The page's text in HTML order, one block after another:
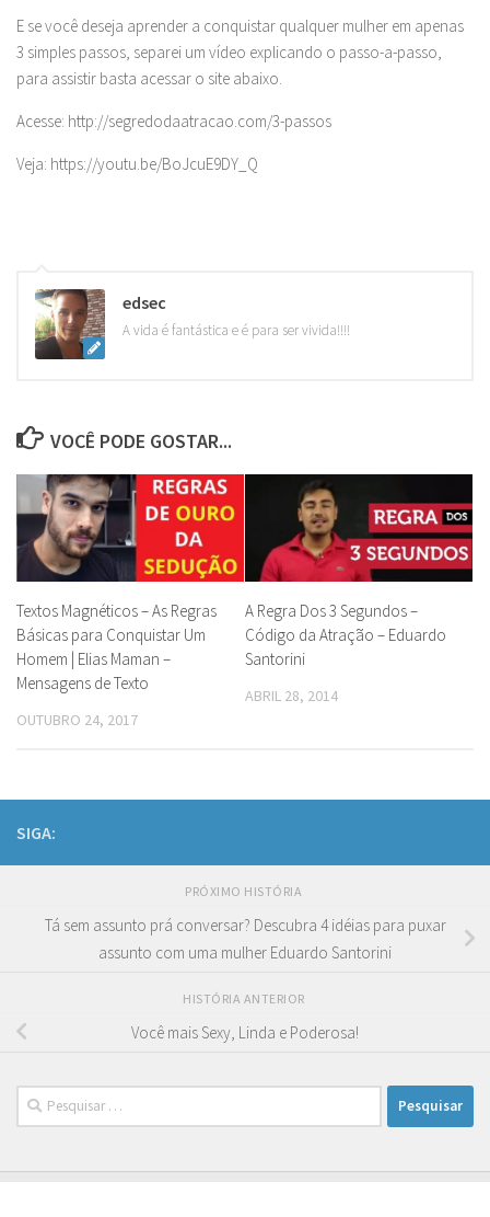
E se você deseja aprender a conquistar qualquer mulher em apenas
3 simples passos, separei um vídeo explicando o passo-a-passo,
para assistir basta acessar o site abaixo.
Acesse: http://segredodaatracao.com/3-passos
Veja: https://youtu.be/BoJcuE9DY_Q
edsec
A vida é fantástica e é para ser vivida!!!!
VOCÊ PODE GOSTAR...
Textos Magnéticos – As Regras
Básicas para Conquistar Um
Homem | Elias Maman –
Mensagens de Texto
OUTUBRO 24, 2017
A Regra Dos 3 Segundos –
Código da Atração – Eduardo
Santorini
ABRIL 28, 2014
SIGA:
PRÓXIMO HISTÓRIA
Tá sem assunto prá conversar? Descubra 4 idéias para puxar
assunto com uma mulher Eduardo Santorini
HISTÓRIA ANTERIOR
Você mais Sexy, Linda e Poderosa!
Pesquisar
por: